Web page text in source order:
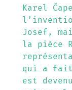
Karel
Josef,
la pièce
qui a fait
est devenu